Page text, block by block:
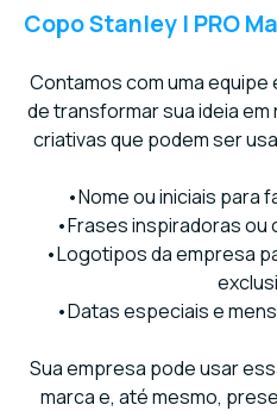
Copo Stanley | PRO
Contamos com uma
de transformar sua ideia em
criativas que podem ser
•Nome ou iniciais para
•Frases inspiradoras
•Logotipos da empresa
•Datas especiais e
Sua empresa pode usar
marca e, até mesmo,